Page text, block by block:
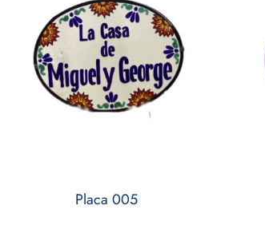
Placa 005